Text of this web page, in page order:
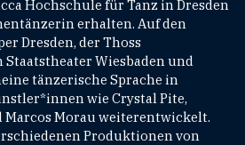
Hochschule für Tanz in Dresden
erhalten. Auf den
Dresden, der Thoss
Staatstheater Wiesbaden und
tänzerische Sprache in
wie Crystal Pite,
Marcos Morau weiterentwickelt.
Produktionen von